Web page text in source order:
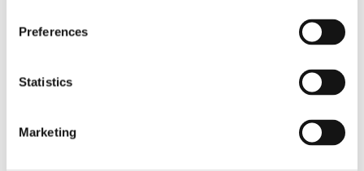
Preferences
Statistics
Marketing
Encontre-nos em